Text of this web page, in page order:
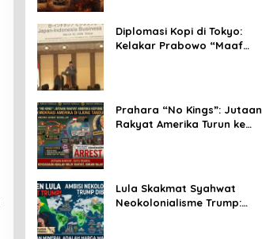
Diplomasi Kopi di Tokyo:
Kelakar Prabowo “Maaf
Prahara “No Kings”: Jutaan
Rakyat Amerika Turun ke
Lula Skakmat Syahwat
Neokolonialisme Trump: